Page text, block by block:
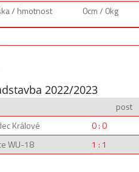
/ hmotnost
0cm / 0kg
2022/2023
post
Králové
0 : 0
WU-18
1 : 1